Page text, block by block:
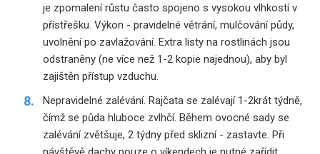
je zpomalení růstu často spojeno s vysokou vlhkostí v
přístřešku. Výkon - pravidelné větrání, mulčování půdy,
uvolnění po zavlažování. Extra listy na rostlinách jsou
odstraněny (ne více než 1-2 kopie najednou), aby byl
zajištěn přístup vzduchu.
Nepravidelné zalévání. Rajčata se zalévají 1-2krát týdně,
čímž se půda hluboce zvlhčí. Během ovocné sady se
zalévání zvětšuje, 2 týdny před sklizní - zastavte. Při